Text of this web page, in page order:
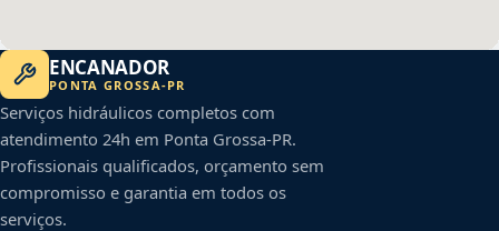
ENCANADOR
PONTA GROSSA-PR
Serviços hidráulicos completos com
atendimento 24h em Ponta Grossa-PR.
Profissionais qualificados, orçamento sem
compromisso e garantia em todos os
serviços.